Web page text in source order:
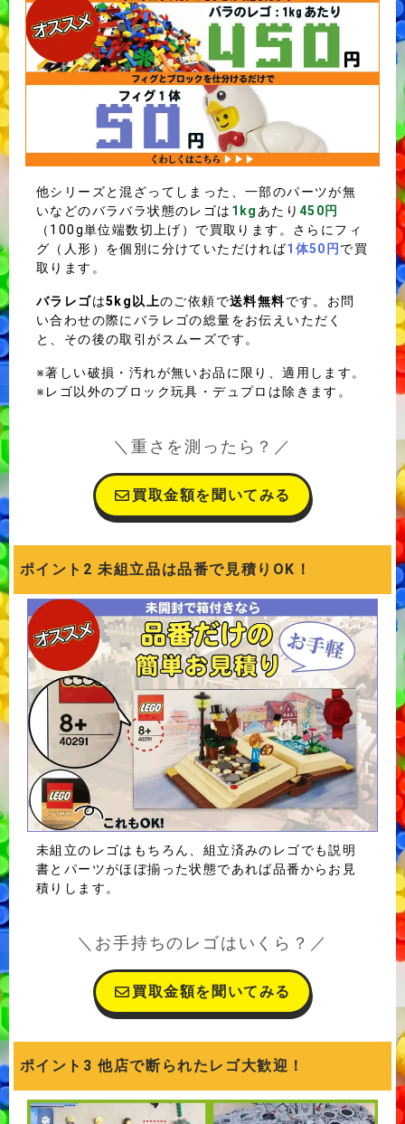
他シリーズと混ざってしまった、一部のパーツが無
いなどのバラバラ状態のレゴは 1kg あたり450円
（100g単位端数切上げ）で買取ります。さらにフィ
グ（人形）を個別に分けていただければ1体50円 で買
取ります。
バラレゴは5kg以上のご依頼で送料無料です。お問
い合わせの際にバラレゴの総量をお伝えいただく
と、その後の取引がスムーズです。
※著しい破損・汚れが無いお品に限り、適用します。
※レゴ以外のブロック玩具・デュプロは除きます。
＼重さを測ったら？／
買取金額を聞いてみる
ポイント2 未組立品は品番で見積りOK！
未組立のレゴはもちろん、組立済みのレゴでも説明
書とパーツがほぼ揃った状態であれば品番からお見
積りします。
＼お手持ちのレゴはいくら？／
買取金額を聞いてみる
ポイント3 他店で断られたレゴ大歓迎！